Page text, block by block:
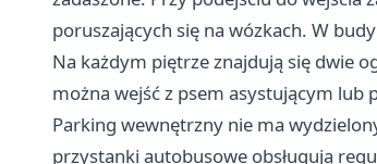
poruszających się na wózkach. W
Na każdym piętrze znajdują się dwie
można wejść z psem asystującym lub
Parking wewnętrzny nie ma
przystanki autobusowe obsługują